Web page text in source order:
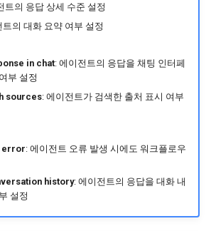
트의 응답 상세 수준 설정
트의 대화 요약 여부 설정
in chat: 에이전트의 응답을 채팅 인터페
부 설정
sources: 에이전트가 검색한 출처 표시 여부
error: 에이전트 오류 발생 시에도 워크플로우
history: 에이전트의 응답을 대화 내
설정